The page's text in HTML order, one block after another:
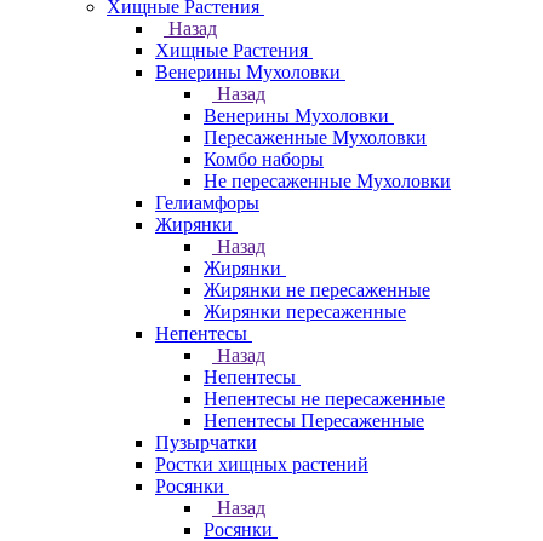
Хищные Растения
Назад
Хищные Растения
Венерины Мухоловки
Назад
Венерины Мухоловки
Пересаженные Мухоловки
Комбо наборы
Не пересаженные Мухоловки
Гелиамфоры
Жирянки
Назад
Жирянки
Жирянки не пересаженные
Жирянки пересаженные
Непентесы
Назад
Непентесы
Непентесы не пересаженные
Непентесы Пересаженные
Пузырчатки
Ростки хищных растений
Росянки
Назад
Росянки